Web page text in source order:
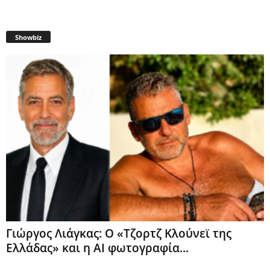
Showbiz
Γιώργος Λιάγκας: Ο «Τζορτζ Κλούνεϊ της
Ελλάδας» και η AI φωτογραφία...